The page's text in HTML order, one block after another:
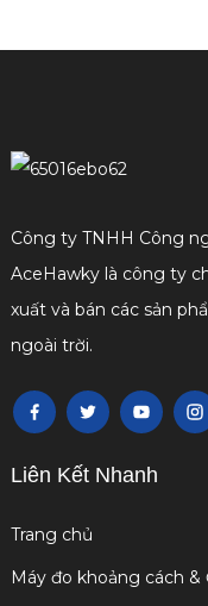
Công ty TNHH Công
AceHawky là công ty
xuất và bán các sản
ngoài trời.
Liên Kết Nhanh
Trang chủ
Máy đo khoảng cách